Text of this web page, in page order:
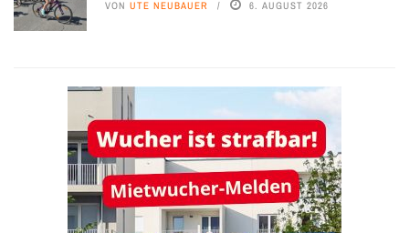
VON UTE NEUBAUER 6. AUGUST 2026